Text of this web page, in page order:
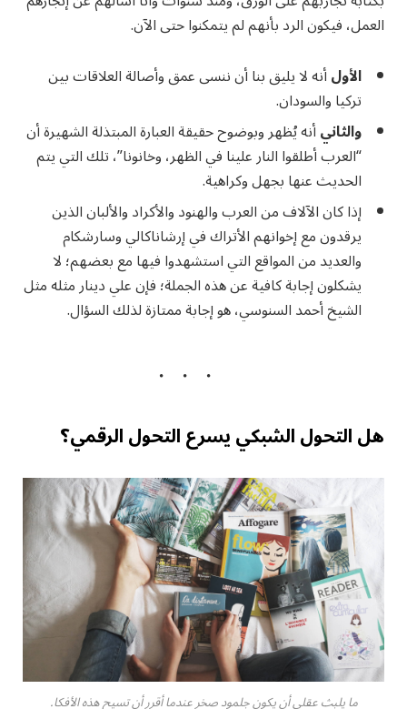
العمل، فيكون الرد بأنهم لم يتمكنوا حتى الآن.
الأولأنه لا يليق بنا أن ننسى عمق وأصالة العلاقات بين
تركيا والسودان.
والثانيأنه يُظهر وبوضوح حقيقة العبارة المبتذلة الشهيرة أن
“العرب أطلقوا النار علينا في الظهر، وخانونا”، تلك التي يتم
الحديث عنها بجهل وكراهية.
إذا كان الآلاف من العرب والهنود والأكراد والألبان الذين
يرقدون مع إخوانهم الأتراك في إرشاناكالي وسارشكام
والعديد من المواقع التي استشهدوا فيها مع بعضهم؛ لا
يشكلون إجابة كافية عن هذه الجملة؛ فإن علي دينار مثله مثل
الشيخ أحمد السنوسي، هو إجابة ممتازة لذلك السؤال.
هل التحول الشبكي يسرع التحول الرقمي؟
ما يلبث عقلي أن يكون جلمود صخر عندما أقرر أن تسيح هذه الأفكا.